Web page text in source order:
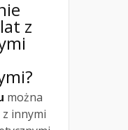
z
można
z innymi